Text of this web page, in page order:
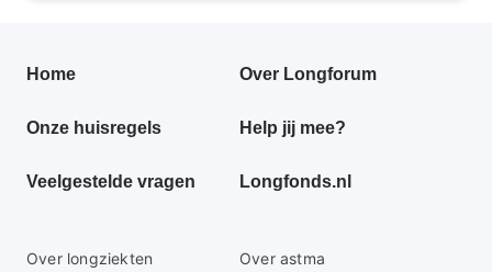
Primair
menu
Home Over Longforum
Onze huisregels Help jij mee?
Veelgestelde vragen Longfonds.nl
Secundaire
Over longziekten
Over astma